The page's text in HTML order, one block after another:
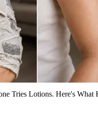
Tries Lotions. Here's What